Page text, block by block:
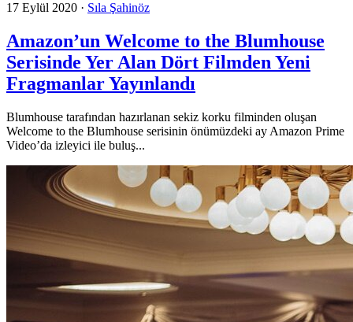
17 Eylül 2020 · Sıla Şahinöz
Amazon’un Welcome to the Blumhouse
Serisinde Yer Alan Dört Filmden Yeni
Fragmanlar Yayınlandı
Blumhouse tarafından hazırlanan sekiz korku filminden oluşan
Welcome to the Blumhouse serisinin önümüzdeki ay Amazon Prime
Video’da izleyici ile buluş...